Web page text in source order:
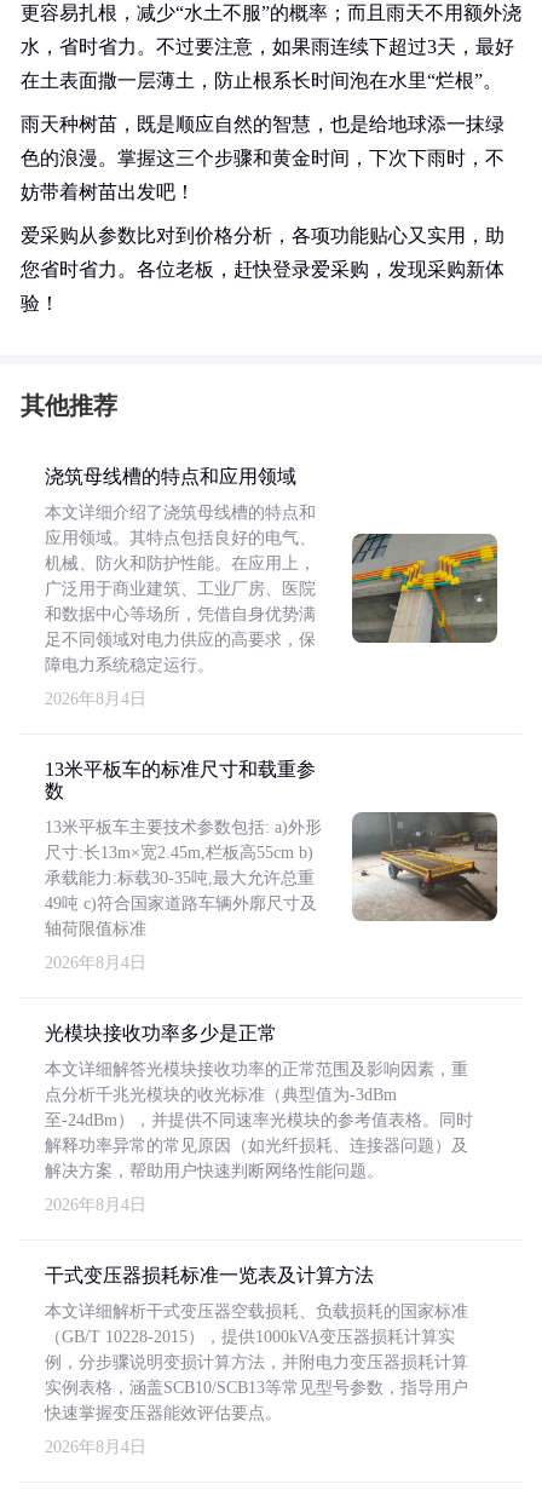
更容易扎根，减少“水土不服”的概率；而且雨天不用额外浇
水，省时省力。不过要注意，如果雨连续下超过3天，最好
在土表面撒一层薄土，防止根系长时间泡在水里“烂根”。
雨天种树苗，既是顺应自然的智慧，也是给地球添一抹绿
色的浪漫。掌握这三个步骤和黄金时间，下次下雨时，不
妨带着树苗出发吧！
爱采购从参数比对到价格分析，各项功能贴心又实用，助
您省时省力。各位老板，赶快登录爱采购，发现采购新体
验！
其他推荐
浇筑母线槽的特点和应用领域
本文详细介绍了浇筑母线槽的特点和
应用领域。其特点包括良好的电气、
机械、防火和防护性能。在应用上，
广泛用于商业建筑、工业厂房、医院
和数据中心等场所，凭借自身优势满
足不同领域对电力供应的高要求，保
障电力系统稳定运行。
2026年8月4日
13米平板车的标准尺寸和载重参
数
13米平板车主要技术参数包括: a)外形
尺寸:长13m×宽2.45m,栏板高55cm b)
承载能力:标载30-35吨,最大允许总重
49吨 c)符合国家道路车辆外廓尺寸及
轴荷限值标准
2026年8月4日
光模块接收功率多少是正常
本文详细解答光模块接收功率的正常范围及影响因素，重
点分析千兆光模块的收光标准（典型值为-3dBm
至-24dBm），并提供不同速率光模块的参考值表格。同时
解释功率异常的常见原因（如光纤损耗、连接器问题）及
解决方案，帮助用户快速判断网络性能问题。
2026年8月4日
干式变压器损耗标准一览表及计算方法
本文详细解析干式变压器空载损耗、负载损耗的国家标准
（GB/T 10228-2015），提供1000kVA变压器损耗计算实
例，分步骤说明变损计算方法，并附电力变压器损耗计算
实例表格，涵盖SCB10/SCB13等常见型号参数，指导用户
快速掌握变压器能效评估要点。
2026年8月4日